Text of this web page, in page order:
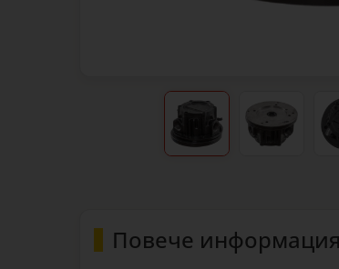
Повече